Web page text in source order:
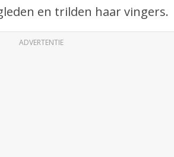
en trilden haar vingers.
ADVERTENTIE